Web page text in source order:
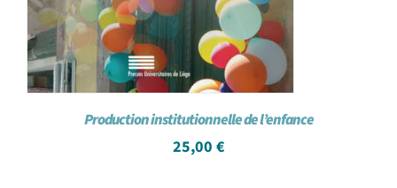
Production institutionnelle de l’enfance
25,00 €